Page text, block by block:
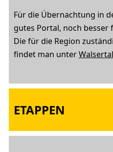
Für die Übernachtung in
gutes Portal, noch besser
Die für die Region
findet man unter
ETAPPEN